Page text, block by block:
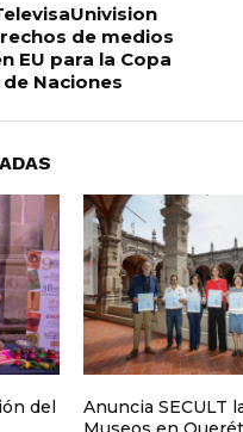
de medios
EU para la Copa
Naciones
del
Anuncia SECULT